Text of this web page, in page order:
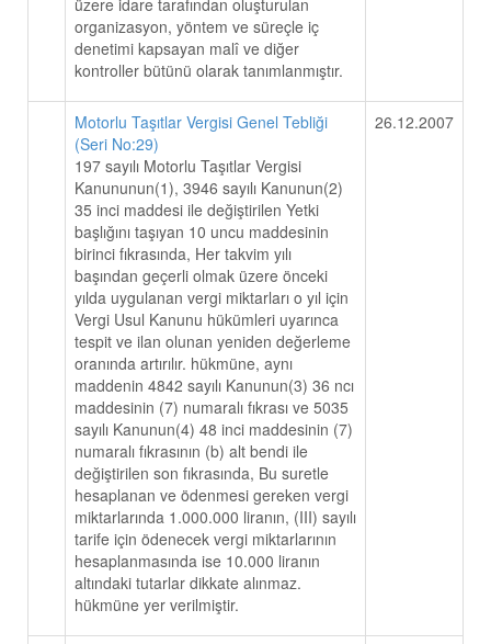
üzere idare tarafından oluşturulan
organizasyon, yöntem ve süreçle iç
denetimi kapsayan malî ve diğer
kontroller bütünü olarak tanımlanmıştır.
Motorlu Taşıtlar Vergisi Genel Tebliği
(Seri No:29)
197 sayılı Motorlu Taşıtlar Vergisi
Kanununun(1), 3946 sayılı Kanunun(2)
35 inci maddesi ile değiştirilen Yetki
başlığını taşıyan 10 uncu maddesinin
birinci fıkrasında, Her takvim yılı
başından geçerli olmak üzere önceki
yılda uygulanan vergi miktarları o yıl için
Vergi Usul Kanunu hükümleri uyarınca
tespit ve ilan olunan yeniden değerleme
oranında artırılır. hükmüne, aynı
maddenin 4842 sayılı Kanunun(3) 36 ncı
maddesinin (7) numaralı fıkrası ve 5035
sayılı Kanunun(4) 48 inci maddesinin (7)
numaralı fıkrasının (b) alt bendi ile
değiştirilen son fıkrasında, Bu suretle
hesaplanan ve ödenmesi gereken vergi
miktarlarında 1.000.000 liranın, (III) sayılı
tarife için ödenecek vergi miktarlarının
hesaplanmasında ise 10.000 liranın
altındaki tutarlar dikkate alınmaz.
hükmüne yer verilmiştir.
26.12.2007